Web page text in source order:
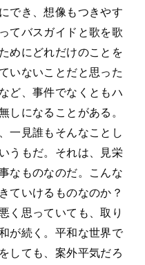
でき、想像もつきやす
てバスガイドと歌を歌
めにどれだけのことを
いないことだと思った
ど、事件でなくともハ
しになることがある。
一見誰もそんなことし
うもだ。それは、見栄
なものなのだ。こんな
ていけるものなのか？
く思っていても、取り
が続く。平和な世界で
しても、案外平気だろ